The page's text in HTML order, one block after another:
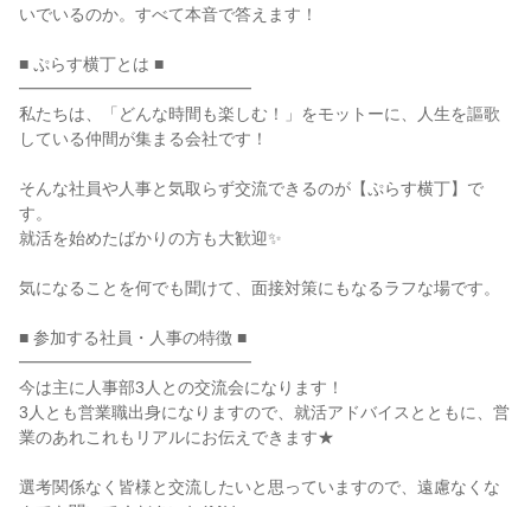
いでいるのか。すべて本音で答えます！
■ ぷらす横丁とは ■
━━━━━━━━━━━━━━
私たちは、「どんな時間も楽しむ！」をモットーに、人生を謳歌
している仲間が集まる会社です！
そんな社員や人事と気取らず交流できるのが【ぷらす横丁】で
す。
就活を始めたばかりの方も大歓迎✨
気になることを何でも聞けて、面接対策にもなるラフな場です。
■ 参加する社員・人事の特徴 ■
━━━━━━━━━━━━━━
今は主に人事部3人との交流会になります！
3人とも営業職出身になりますので、就活アドバイスとともに、営
業のあれこれもリアルにお伝えできます★
選考関係なく皆様と交流したいと思っていますので、遠慮なくな